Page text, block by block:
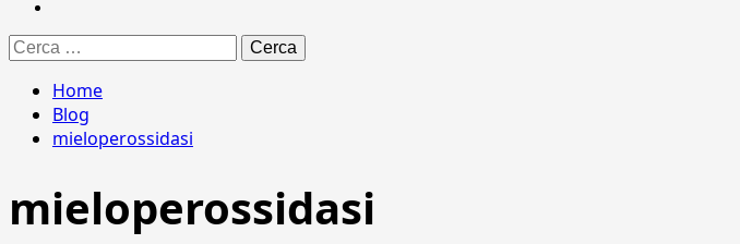
Ricerca
per:
Home
Blog
mieloperossidasi
mieloperossidasi